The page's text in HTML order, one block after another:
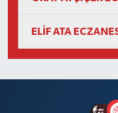
ELİF ATA